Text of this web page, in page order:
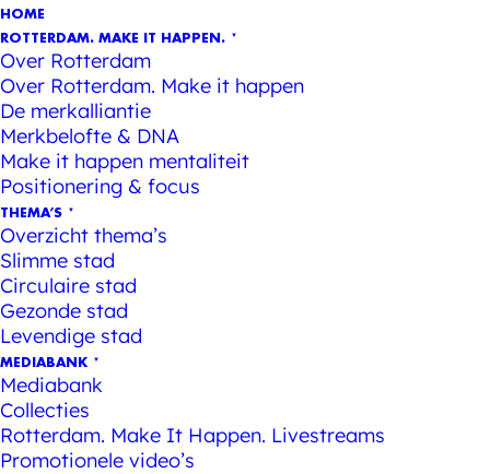
HOME
ROTTERDAM. MAKE IT HAPPEN.
Over Rotterdam
Over Rotterdam. Make it happen
De merkalliantie
Merkbelofte & DNA
Make it happen mentaliteit
Positionering & focus
THEMA’S
Overzicht thema’s
Slimme stad
Circulaire stad
Gezonde stad
Levendige stad
MEDIABANK
Mediabank
Collecties
Rotterdam. Make It Happen. Livestreams
Promotionele video’s